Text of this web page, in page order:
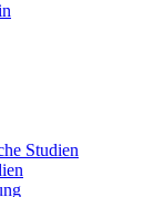
Studien